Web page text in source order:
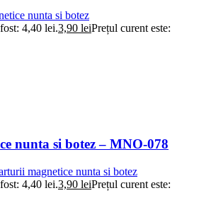
nunta si botez
4,40 lei.3,90 leiPrețul curent este:
nunta si botez – MNO-078
magnetice nunta si botez
4,40 lei.3,90 leiPrețul curent este: